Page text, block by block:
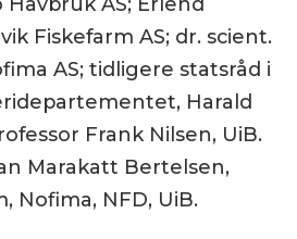
Fiskefarm AS; dr. scient.
AS; tidligere statsråd i
Harald
Frank Nilsen, UiB.
Marakatt Bertelsen,
Nofima, NFD, UiB.